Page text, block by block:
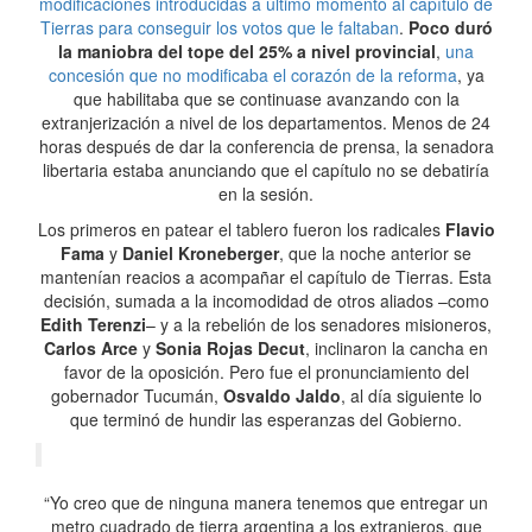
Tierras para conseguir los votos que le faltaban. Poco duró
la maniobra del tope del 25% a nivel provincial, una
concesión que no modificaba el corazón de la reforma, ya
que habilitaba que se continuase avanzando con la
extranjerización a nivel de los departamentos. Menos de 24
horas después de dar la conferencia de prensa, la senadora
libertaria estaba anunciando que el capítulo no se debatiría
en la sesión.
Los primeros en patear el tablero fueron los radicales Flavio
Fama y Daniel Kroneberger, que la noche anterior se
mantenían reacios a acompañar el capítulo de Tierras. Esta
decisión, sumada a la incomodidad de otros aliados –como
Edith Terenzi– y a la rebelión de los senadores misioneros,
Carlos Arce y Sonia Rojas Decut, inclinaron la cancha en
favor de la oposición. Pero fue el pronunciamiento del
gobernador Tucumán, Osvaldo Jaldo, al día siguiente lo
que terminó de hundir las esperanzas del Gobierno.
“Yo creo que de ninguna manera tenemos que entregar un
metro cuadrado de tierra argentina a los extranjeros, que